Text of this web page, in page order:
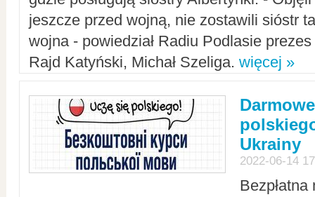
jeszcze przed wojną, nie zostawili sióstr
wojna - powiedział Radiu Podlasie
Rajd Katyński, Michał Szeliga. więcej »
Ukrainy
2022-06-14